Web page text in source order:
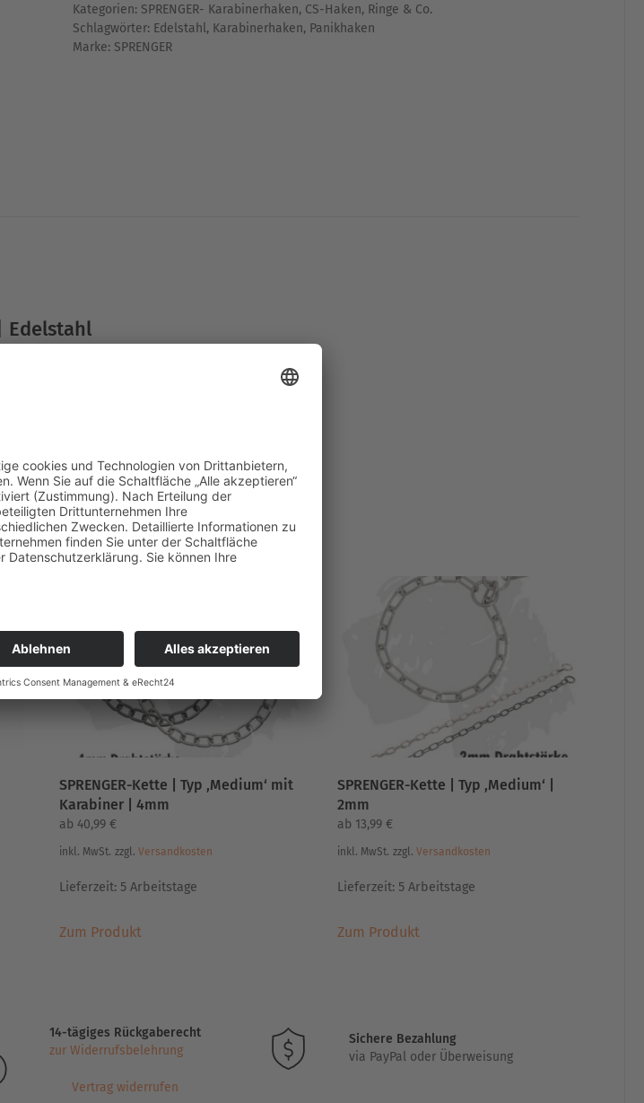
|
Edelstahl
Menge
Kategorien: SPRENGER- Karabinerhaken, CS-Haken, Ringe & Co.
Schlagwörter: Edelstahl, Karabinerhaken, Panikhaken
Marke: SPRENGER
Edelstahl
SPRENGER-Kette | Typ ‚Medium‘ mit
Karabiner | 4mm
ab 40,99 €
inkl. MwSt. zzgl. Versandkosten
Lieferzeit: 5 Arbeitstage
Zum ProduktProdukt
Die
können
SPRENGER-Kette | Typ ‚Medium‘ |
2mm
ab 13,99 €
inkl. MwSt. zzgl. Versandkosten
Lieferzeit: 5 Arbeitstage
Zum ProduktProdukt
Die
Optionen
14-tägiges Rückgaberecht
zur Widerrufsbelehrung
Vertrag widerrufen
Sichere Bezahlung
via PayPal oder Überweisung